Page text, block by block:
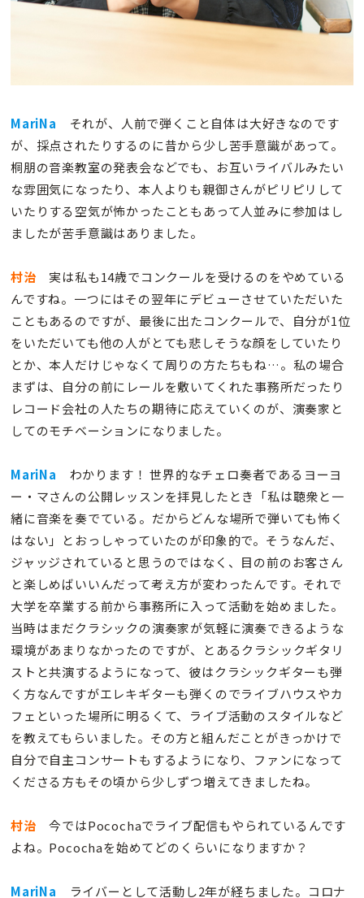
MariNa それが、人前で弾くこと自体は大好きなのです
が、採点されたりするのに昔から少し苦手意識があって。
桐朋の音楽教室の発表会などでも、お互いライバルみたい
な雰囲気になったり、本人よりも親御さんがピリピリして
いたりする空気が怖かったこともあって人並みに参加はし
ましたが苦手意識はありました。
村治 実は私も14歳でコンクールを受けるのをやめている
んですね。一つにはその翌年にデビューさせていただいた
こともあるのですが、最後に出たコンクールで、自分が1位
をいただいても他の人がとても悲しそうな顔をしていたり
とか、本人だけじゃなくて周りの方たちもね…。私の場合
まずは、自分の前にレールを敷いてくれた事務所だったり
レコード会社の人たちの期待に応えていくのが、演奏家と
してのモチベーションになりました。
MariNa わかります！ 世界的なチェロ奏者であるヨーヨ
ー・マさんの公開レッスンを拝見したとき「私は聴衆と一
緒に音楽を奏でている。だからどんな場所で弾いても怖く
はない」とおっしゃっていたのが印象的で。そうなんだ、
ジャッジされていると思うのではなく、目の前のお客さん
と楽しめばいいんだって考え方が変わったんです。それで
大学を卒業する前から事務所に入って活動を始めました。
当時はまだクラシックの演奏家が気軽に演奏できるような
環境があまりなかったのですが、とあるクラシックギタリ
ストと共演するようになって、彼はクラシックギターも弾
く方なんですがエレキギターも弾くのでライブハウスやカ
フェといった場所に明るくて、ライブ活動のスタイルなど
を教えてもらいました。その方と組んだことがきっかけで
自分で自主コンサートもするようになり、ファンになって
くださる方もその頃から少しずつ増えてきましたね。
村治 今ではPocochaでライブ配信もやられているんです
よね。Pocochaを始めてどのくらいになりますか？
MariNa ライバーとして活動し2年が経ちました。コロナ